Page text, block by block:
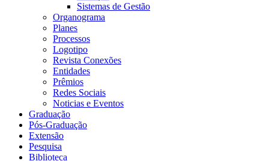
Sistemas de Gestão
Organograma
Planes
Processos
Logotipo
Revista Conexões
Entidades
Prêmios
Redes Sociais
Noticias e Eventos
Graduação
Pós-Graduação
Extensão
Pesquisa
Biblioteca